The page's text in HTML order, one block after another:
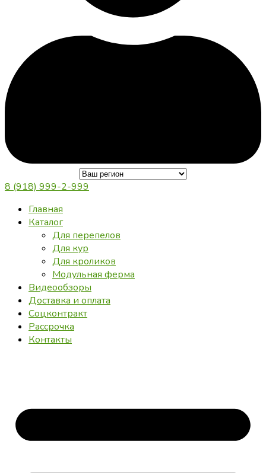
8 (918) 999-2-999
Главная
Каталог
Для перепелов
Для кур
Для кроликов
Модульная ферма
Видеообзоры
Доставка и оплата
Соцконтракт
Рассрочка
Контакты